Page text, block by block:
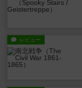
レビュー